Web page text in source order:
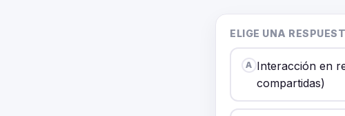
ELIGE UNA
A Interacción en
compartidas)